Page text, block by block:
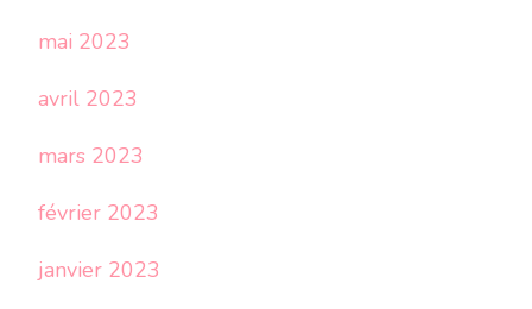
mai 2023
avril 2023
mars 2023
février 2023
janvier 2023